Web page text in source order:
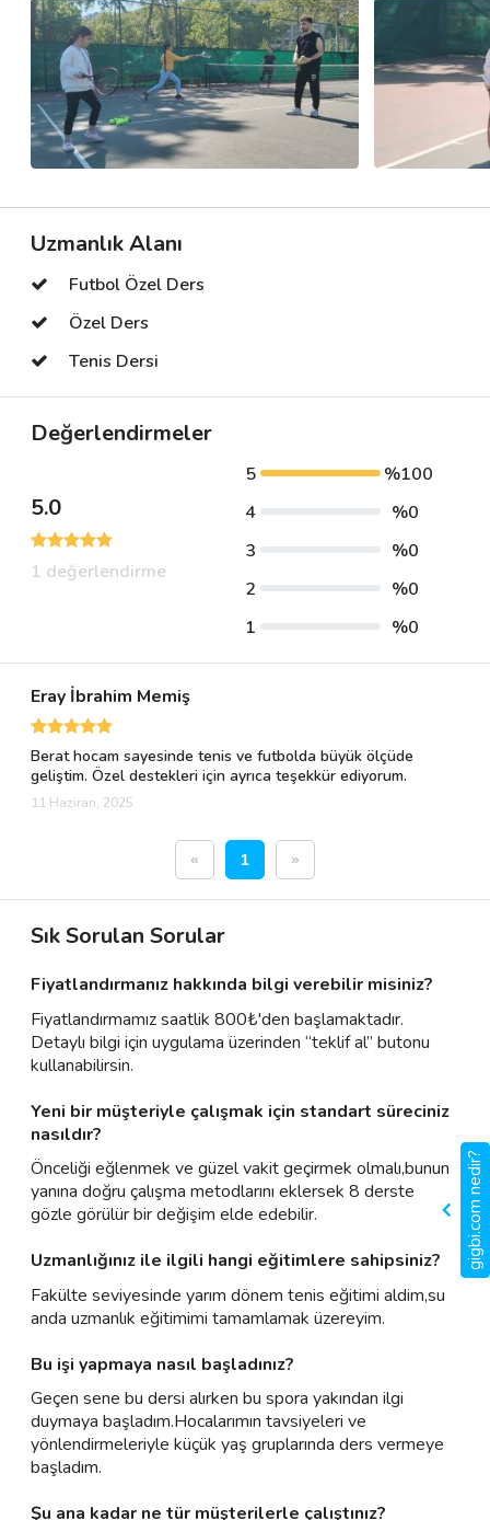
Uzmanlık Alanı
Futbol Özel Ders
Özel Ders
Tenis Dersi
Değerlendirmeler
5.0
1 değerlendirme
5
%100
4
%0
3
%0
2
%0
1
%0
Eray İbrahim Memiş
Berat hocam sayesinde tenis ve futbolda büyük ölçüde
geliştim. Özel destekleri için ayrıca teşekkür ediyorum.
11 Haziran, 2025
« 1 »
Sık Sorulan Sorular
Fiyatlandırmanız hakkında bilgi verebilir misiniz?
Fiyatlandırmamız saatlik 800₺'den başlamaktadır.
Detaylı bilgi için uygulama üzerinden “teklif al” butonu
kullanabilirsin.
Yeni bir müşteriyle çalışmak için standart süreciniz
nasıldır?
Önceliği eğlenmek ve güzel vakit geçirmek olmalı,bunun
yanına doğru çalışma metodlarını eklersek 8 derste
gözle görülür bir değişim elde edebilir.
Uzmanlığınız ile ilgili hangi eğitimlere sahipsiniz?
Fakülte seviyesinde yarım dönem tenis eğitimi aldim,su
anda uzmanlık eğitimimi tamamlamak üzereyim.
Bu işi yapmaya nasıl başladınız?
Geçen sene bu dersi alırken bu spora yakından ilgi
duymaya başladım.Hocalarımın tavsiyeleri ve
yönlendirmeleriyle küçük yaş gruplarında ders vermeye
başladım.
Şu ana kadar ne tür müşterilerle çalıştınız?
gigbi.com nedir?